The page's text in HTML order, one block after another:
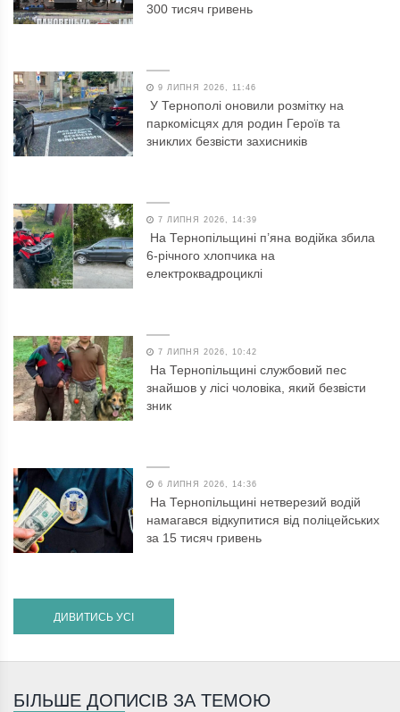
300 тисяч гривень
9 ЛИПНЯ 2026, 11:46
У Тернополі оновили розмітку на
паркомісцях для родин Героїв та
зниклих безвісти захисників
7 ЛИПНЯ 2026, 14:39
На Тернопільщині п’яна водійка збила
6-річного хлопчика на
електроквадроциклі
7 ЛИПНЯ 2026, 10:42
На Тернопільщині службовий пес
знайшов у лісі чоловіка, який безвісти
зник
6 ЛИПНЯ 2026, 14:36
На Тернопільщині нетверезий водій
намагався відкупитися від поліцейських
за 15 тисяч гривень
ДИВИТИСЬ УСІ
БІЛЬШЕ ДОПИСІВ ЗА ТЕМОЮ